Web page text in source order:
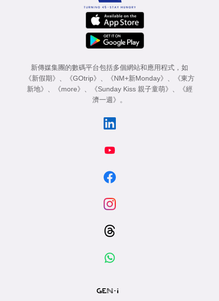
新傳媒集團的數碼平台包括多個網站和應用程式，如
《新假期》
《GOtrip》 《NM+新Monday》
《東方
新地》
《more》 《Sunday Kiss 親子童萌》
《經
濟一週》
。